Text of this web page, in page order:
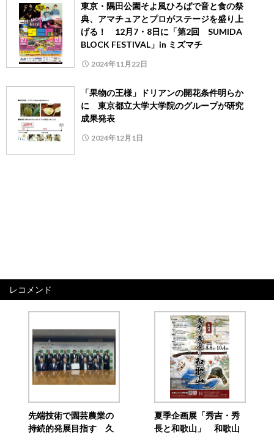
東京・隅田公園そよ風ひろばで音と食の祭
典、アマチュアとプロがステージを盛り上
げる！ 12月7・8日に「第2回 SUMIDA
BLOCK FESTIVAL」in ミズマチ
2024年11月22日
「果物の王様」ドリアンの開花条件明らか
に 東京都立大学大学院のグループが研究
成果発表
2024年12月1日
レコメンド
先端技術で園芸農業の
持続的発展目指す 久
夏季企画展「秀吉・秀
長と和歌山」 和歌山